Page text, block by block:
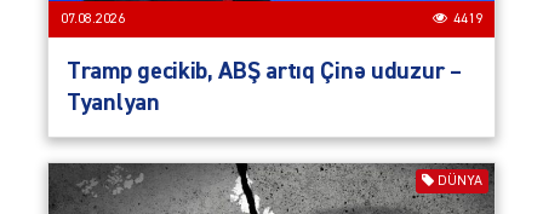
07.08.2026 4419
Tramp gecikib, ABŞ artıq Çinə uduzur –
Tyanlyan
DÜNYA